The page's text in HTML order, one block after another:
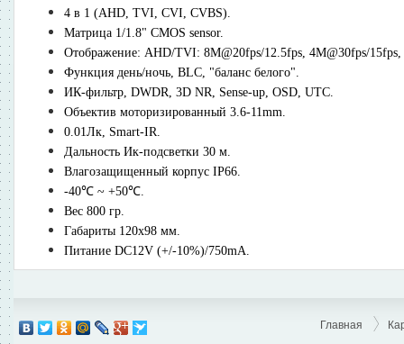
4 в 1 (AHD, TVI, CVI, CVBS).
Матрица 1/1.8" CMOS sensor.
Отображение: AHD/TVI: 8M@20fps/12.5fps, 4M@30fps/
Функция день/ночь, BLC, "баланс белого".
ИК-фильтр, DWDR, 3D NR, Sense-up, OSD, UTC.
Объектив моторизированный 3.6-11mm.
0.01Лк, Smart-IR.
Дальность Ик-подсветки 30 м.
Влагозащищенный корпус IP66.
-40℃ ~ +50℃.
Вес 800 гр.
Габариты 120х98 мм.
Питание DC12V (+/-10%)/750mA.
Главная